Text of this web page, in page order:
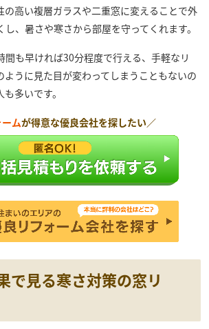
の高い複層ガラスや二重窓に変えることで外
、暑さや寒さから部屋を守ってくれます。
間も早ければ30分程度で行える、手軽なリ
ように見た目が変わってしまうこともないの
多いです。
ムが得意な優良会社を探したい／
で見る寒さ対策の窓リ